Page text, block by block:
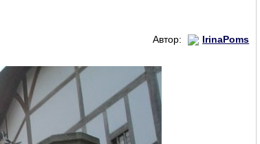
Автор:
IrinaPoms